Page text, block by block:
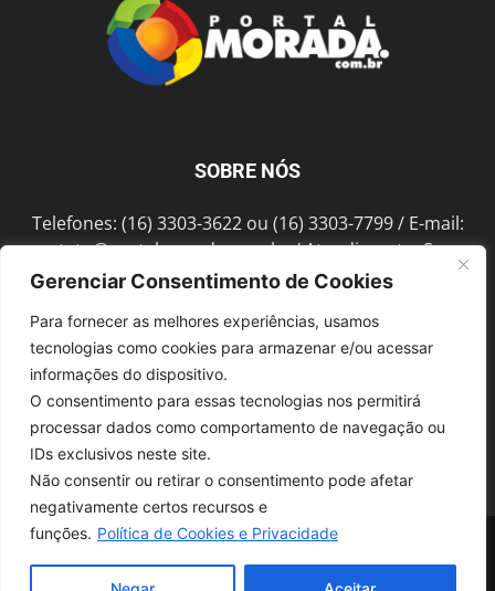
Gerenciar Consentimento de Cookies
Para fornecer as melhores experiências, usamos
tecnologias como cookies para armazenar e/ou acessar
informações do dispositivo.
O consentimento para essas tecnologias nos permitirá
processar dados como comportamento de navegação ou
IDs exclusivos neste site.
Não consentir ou retirar o consentimento pode afetar
negativamente certos recursos e
funções. Política de Cookies e Privacidade
SOBRE NÓS
Telefones: (16) 3303-3622 ou (16) 3303-7799 / E-mail:
contato@portalmorada.com.br/ Atendimento: Seg a
Sex das 8h às 18h / Endereço: Av. Bento de Abreu, 889
SIGA-NOS
© 1997-2022, GRUPO ROBERTO MONTORO É proibida a reprodução do
conteúdo em qualquer meio de comunicação, eletrônico ou impresso,